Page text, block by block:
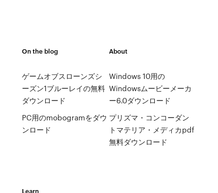
On the blog
ゲームオブスローンズシ
ーズン1ブルーレイの無料
ダウンロード
PC用のmobogramをダウ
ンロード
About
Windows 10用の
Windowsムービーメーカ
ー6.0ダウンロード
プリズマ・コンコーダン
トマテリア・メディカpdf
無料ダウンロード
Learn